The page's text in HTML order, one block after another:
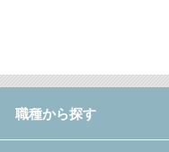
職種から探す